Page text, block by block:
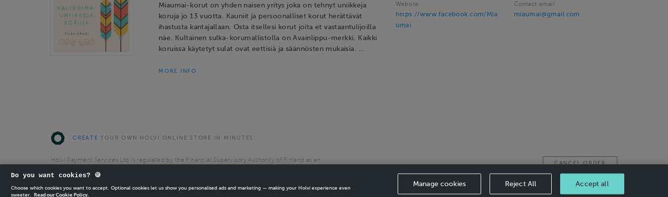
Miaumai-korut on yhden naisen yritys joka on tehnyt uniikkeja
koruja jo 13 vuotta. Kauniit ja persoonalliset korut herättävät
ihastusta kantajallaan. Osta itsellesi korut joita et vastaantulijoilla
näe. Kultainen sulka-korumallistolla on Avainlippu-merkki. Kaikki
koruissa käytetyt sulat ovat eettisiä ja säännösten mukaisia. …
MORE INFO
Website
https://www.facebook.com/Mia
umai
Contact email
miaumai@gmail.com
CREATE YOUR OWN HOLVI ONLINE STORE IN MINUTES.
Holvi Payment Services Ltd is regulated by the Financial Supervisory Authority of Finland as an
CANCEL ORDER
Do you want cookies? 🍪
Choose which cookies you want to accept. Optional cookies let us show you personalised ads and marketing — making your Holvi experience even
sweeter.
Read our Cookie Policy.
Manage cookies Reject All Accept all